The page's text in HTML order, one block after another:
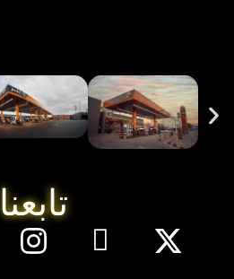
تابعنا